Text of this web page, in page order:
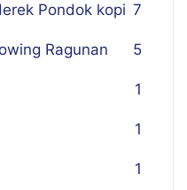
Pondok kopi 7
Ragunan 5
1
1
1